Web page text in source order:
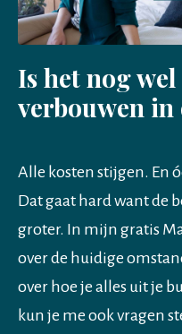
Is het nog
verbouwen in
Alle kosten stijgen. En
Dat gaat hard want de
groter. In mijn gratis
over de huidige
over hoe je alles uit je
kun je me ook vragen